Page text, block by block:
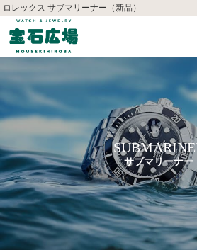
ロレックス サブマリーナー（新品）
サブマリーナー